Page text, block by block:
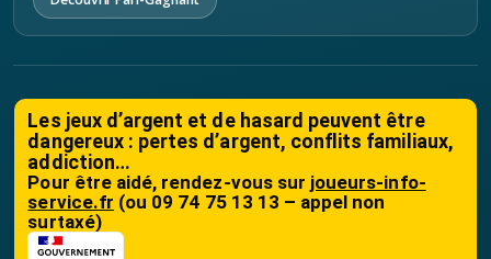
Les jeux d’argent et de hasard peuvent être
dangereux : pertes d’argent, conflits familiaux,
addiction…
Pour être aidé, rendez-vous sur joueurs-info-
service.fr (ou 09 74 75 13 13 – appel non
surtaxé)